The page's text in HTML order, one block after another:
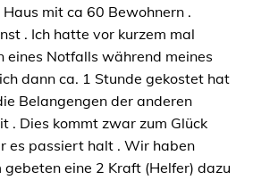
mit ca 60 Bewohnern .
. Ich hatte vor kurzem mal
eines Notfalls während meines
dann ca. 1 Stunde gekostet hat
Belangengen der anderen
. Dies kommt zwar zum Glück
es passiert halt . Wir haben
eine 2 Kraft (Helfer) dazu